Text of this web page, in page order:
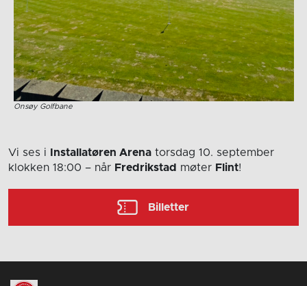
Onsøy Golfbane
Vi ses i Installatøren Arena torsdag 10. september
klokken 18:00 – når Fredrikstad møter Flint!
Billetter